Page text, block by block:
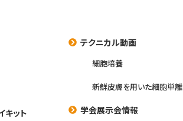
キット
テクニカル動画
細胞培養
新鮮皮膚を用いた細胞単離
学会展示会情報